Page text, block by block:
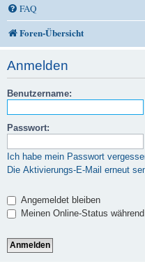
FAQ
Foren-Übersicht
Anmelden
Benutzername:
Passwort:
Ich habe mein Passwort
Die Aktivierungs-E-Mail erneut
Angemeldet bleiben
Meinen Online-Status